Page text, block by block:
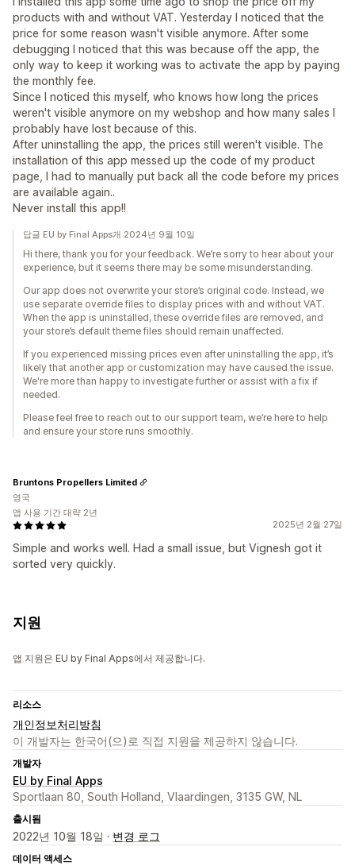
products with and without VAT. Yesterday I noticed that the
price for some reason wasn't visible anymore. After some
debugging I noticed that this was because off the app, the
only way to keep it working was to activate the app by paying
the monthly fee.
Since I noticed this myself, who knows how long the prices
weren't visible anymore on my webshop and how many sales I
probably have lost because of this.
After uninstalling the app, the prices still weren't visible. The
installation of this app messed up the code of my product
page, I had to manually put back all the code before my prices
are available again..
Never install this app!!
답글 EU by Final Apps개 2024년 9월 10일
Hi there, thank you for your feedback. We’re sorry to hear about your
experience, but it seems there may be some misunderstanding.
Our app does not overwrite your store’s original code. Instead, we
use separate override files to display prices with and without VAT.
When the app is uninstalled, these override files are removed, and
your store’s default theme files should remain unaffected.
If you experienced missing prices even after uninstalling the app, it’s
likely that another app or customization may have caused the issue.
We're more than happy to investigate further or assist with a fix if
needed.
Please feel free to reach out to our support team, we’re here to help
and ensure your store runs smoothly.
2025년 2월 27일
Simple and works well. Had a small issue, but Vignesh got it
sorted very quickly.
Bruntons Propellers Limited
영국
앱 사용 기간 대략 2년
지원
앱 지원은 EU by Final Apps에서 제공합니다.
리소스
개인정보처리방침
이 개발자는 한국어(으)로 직접 지원을 제공하지 않습니다.
개발자
EU by Final Apps
Sportlaan 80, South Holland, Vlaardingen, 3135 GW, NL
출시됨
2022년 10월 18일 · 변경 로그
데이터 액세스